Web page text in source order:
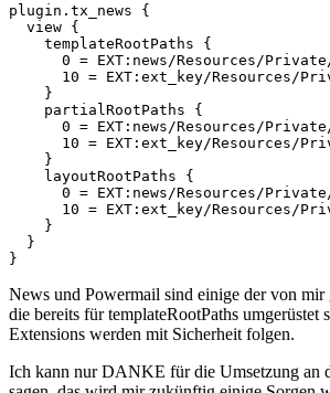
plugin.tx_news {
view {
templateRootPaths {
0 = EXT:news/Resources/Private/
10 = EXT:ext_key/Resources/
}
partialRootPaths {
0 = EXT:news/Resources/
10 = EXT:ext_key/Resources/
}
layoutRootPaths {
0 = EXT:news/Resources/Private/
10 = EXT:ext_key/Resources/
}
}
}
News und Powermail sind einige der von mir
die bereits für templateRootPaths umgerüstet
Extensions werden mit Sicherheit folgen.
Ich kann nur DANKE für die Umsetzung an